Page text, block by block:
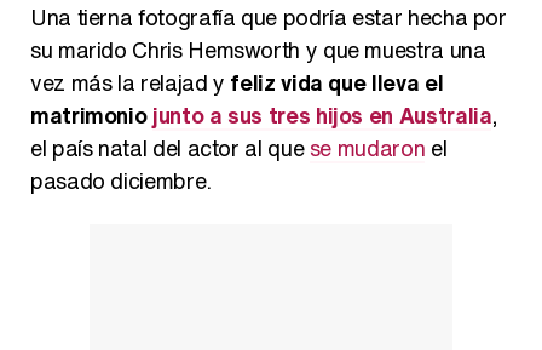
Una tierna fotografía que podría estar hecha por
su marido Chris Hemsworth y que muestra una
vez más la relajad y feliz vida que lleva el
matrimoniojunto a sus tres hijos en Australia,
el país natal del actor al quese mudaron el
pasado diciembre.